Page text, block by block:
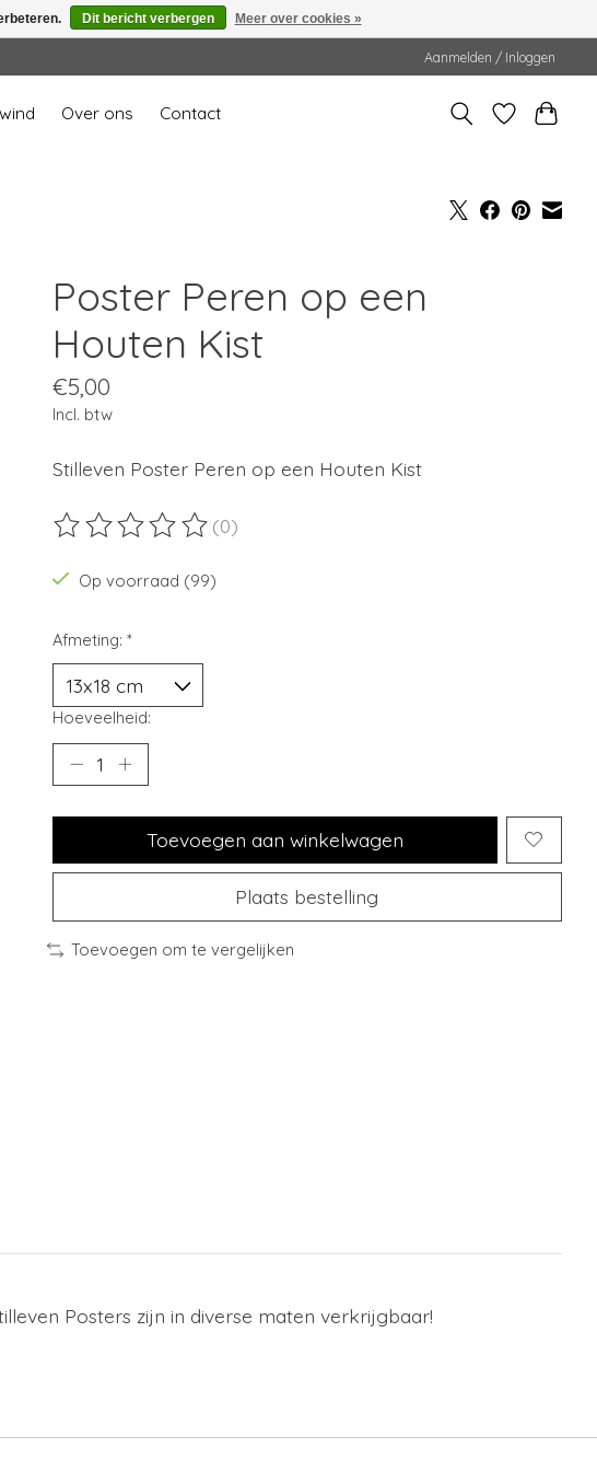
Aanmelden / Inloggen
Over ons Contact
Poster Peren op een
Houten Kist
€5,00
Incl. btw
Stilleven Poster Peren op een Houten Kist
De beoordeling van dit product is
(0)
Op voorraad (99)
Afmeting: *
Hoeveelheid:
Toevoegen aan winkelwagen
Plaats bestelling
Toevoegen om te vergelijken
Posters zijn in diverse maten verkrijgbaar!
Dit bericht verbergen Meer over cookies »